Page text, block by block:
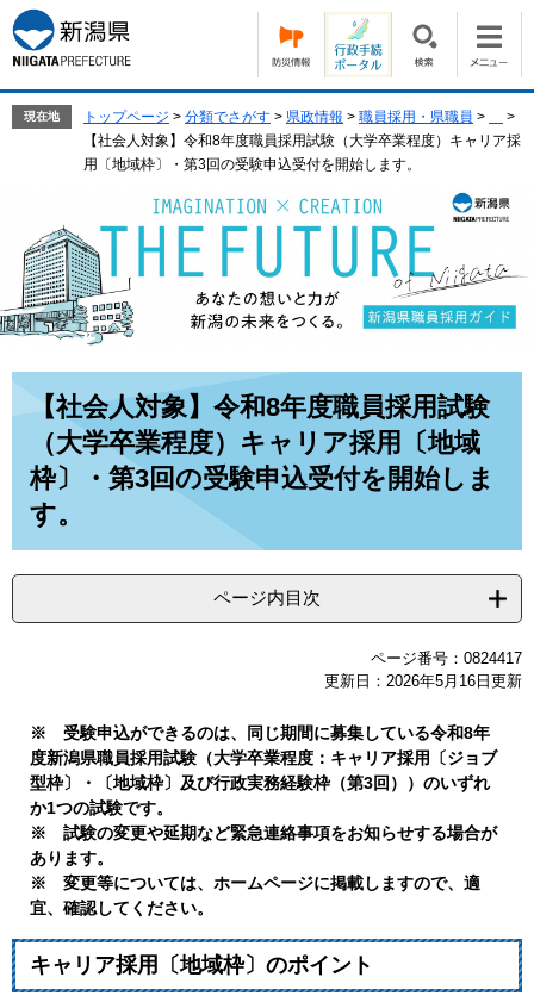
ー
ジ
の
ニ
ュ
ー
現在地 トップページ > 分類でさがす > 県政情報 > 職員採用・県職員 >
>
【社会人対象】令和8年度職員採用試験（大学卒業程度）キャリア採
用〔地域枠〕・第3回の受験申込受付を開始します。
【社会人対象】令和8年度職員採用試験
（大学卒業程度）キャリア採用〔地域
枠〕・第3回の受験申込受付を開始しま
す。
ページ内目次
ページ番号：0824417
更新日：2026年5月16日更新
※ 受験申込ができるのは、同じ期間に募集している令和8年
度新潟県職員採用試験（大学卒業程度：キャリア採用〔ジョブ
型枠〕・〔地域枠〕及び行政実務経験枠（第3回））のいずれ
か1つの試験です。​
​※ 試験の変更や延期など緊急連絡事項をお知らせする場合が
あります。
※ 変更等については、ホームページに掲載しますので、適
宜、確認してください。
キャリア採用〔地域枠〕のポイント